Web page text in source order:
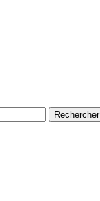
Rechercher